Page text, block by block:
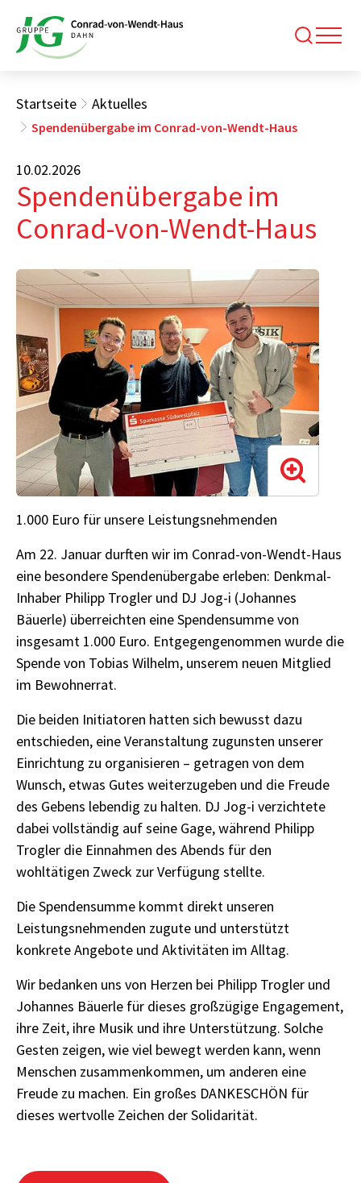
Startseite Aktuelles
Spendenübergabe im Conrad-von-Wendt-Haus
10.02.2026
Spendenübergabe im
Conrad-von-Wendt-Haus
1.000 Euro für unsere Leistungsnehmenden
Am 22. Januar durften wir im Conrad-von-Wendt-Haus
eine besondere Spendenübergabe erleben: Denkmal-
Inhaber Philipp Trogler und DJ Jog-i (Johannes
Bäuerle) überreichten eine Spendensumme von
insgesamt 1.000 Euro. Entgegengenommen wurde die
Spende von Tobias Wilhelm, unserem neuen Mitglied
im Bewohnerrat.
Die beiden Initiatoren hatten sich bewusst dazu
entschieden, eine Veranstaltung zugunsten unserer
Einrichtung zu organisieren – getragen von dem
Wunsch, etwas Gutes weiterzugeben und die Freude
des Gebens lebendig zu halten. DJ Jog-i verzichtete
dabei vollständig auf seine Gage, während Philipp
Trogler die Einnahmen des Abends für den
wohltätigen Zweck zur Verfügung stellte.
Die Spendensumme kommt direkt unseren
Leistungsnehmenden zugute und unterstützt
konkrete Angebote und Aktivitäten im Alltag.
Wir bedanken uns von Herzen bei Philipp Trogler und
Johannes Bäuerle für dieses großzügige Engagement,
ihre Zeit, ihre Musik und ihre Unterstützung. Solche
Gesten zeigen, wie viel bewegt werden kann, wenn
Menschen zusammenkommen, um anderen eine
Freude zu machen. Ein großes DANKESCHÖN für
dieses wertvolle Zeichen der Solidarität.